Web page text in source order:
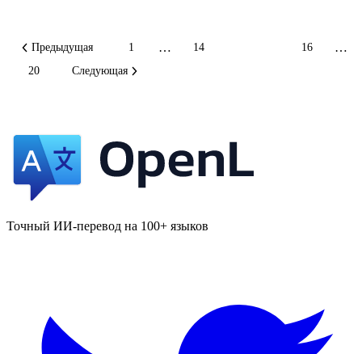
Предыдущая 1 … 14 16 …
20 Следующая
Точный ИИ-перевод на 100+ языков